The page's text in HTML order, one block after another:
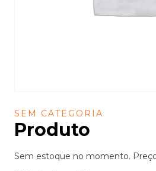
SEM CATEGORIA
Produto
Sem estoque no momento.